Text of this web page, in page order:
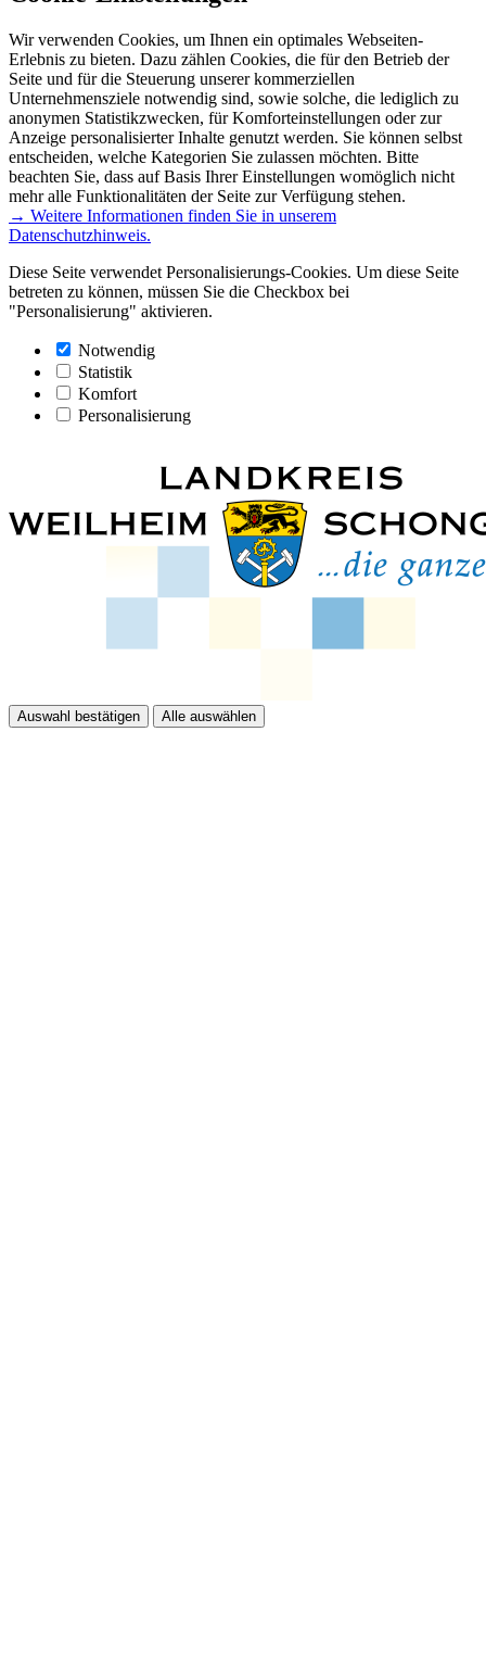
Wir verwenden Cookies, um Ihnen ein optimales Webseiten-
Erlebnis zu bieten. Dazu zählen Cookies, die für den Betrieb der
Seite und für die Steuerung unserer kommerziellen
Unternehmensziele notwendig sind, sowie solche, die lediglich zu
anonymen Statistikzwecken, für Komforteinstellungen oder zur
Anzeige personalisierter Inhalte genutzt werden. Sie können selbst
entscheiden, welche Kategorien Sie zulassen möchten. Bitte
beachten Sie, dass auf Basis Ihrer Einstellungen womöglich nicht
mehr alle Funktionalitäten der Seite zur Verfügung stehen.
→ Weitere Informationen finden Sie in unserem
Datenschutzhinweis.
Diese Seite verwendet Personalisierungs-Cookies. Um diese Seite
betreten zu können, müssen Sie die Checkbox bei
"Personalisierung" aktivieren.
Notwendig
Statistik
Komfort
Personalisierung
Auswahl bestätigen Alle auswählen